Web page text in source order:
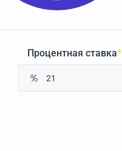
Процентная ставка*